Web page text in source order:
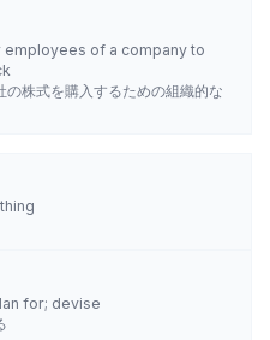
employees of a company to
の株式を購入するための組織的な
for; devise